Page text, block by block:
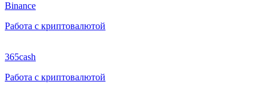
Binance
Работа с криптовалютой
365cash
Работа с криптовалютой